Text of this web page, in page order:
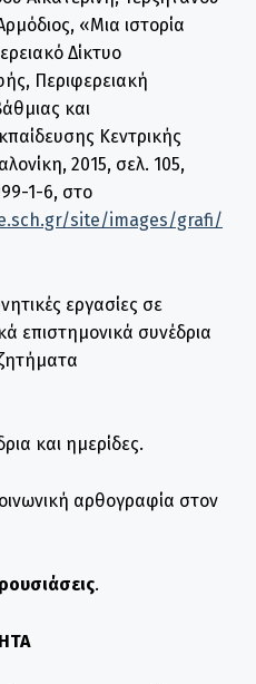
«Μια ιστορία
Δίκτυο
Περιφερειακή
και
Κεντρικής
2015, σελ. 105,
1-6, στο
site/images/grafi/
εργασίες σε
επιστημονικά συνέδρια
και ημερίδες.
αρθογραφία στον
.